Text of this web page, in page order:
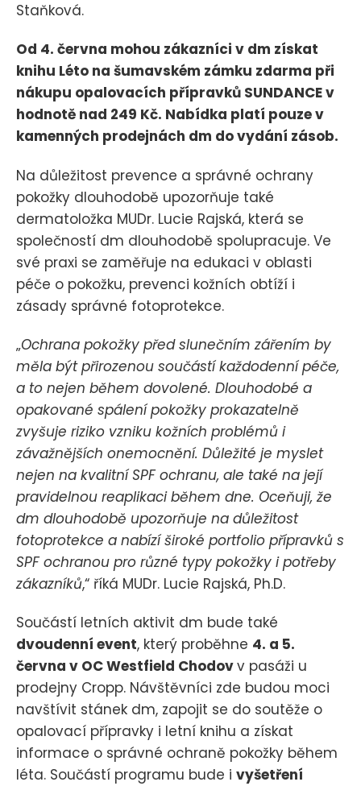
Staňková.
Od 4. června mohou zákazníci v dm získat
knihu Léto na šumavském zámku zdarma při
nákupu opalovacích přípravků SUNDANCE v
hodnotě nad 249 Kč. Nabídka platí pouze v
kamenných prodejnách dm do vydání zásob.
Na důležitost prevence a správné ochrany
pokožky dlouhodobě upozorňuje také
dermatoložka MUDr. Lucie Rajská, která se
společností dm dlouhodobě spolupracuje. Ve
své praxi se zaměřuje na edukaci v oblasti
péče o pokožku, prevenci kožních obtíží i
zásady správné fotoprotekce.
„Ochrana pokožky před slunečním zářením by
měla být přirozenou součástí každodenní péče,
a to nejen během dovolené. Dlouhodobé a
opakované spálení pokožky prokazatelně
zvyšuje riziko vzniku kožních problémů i
závažnějších onemocnění. Důležité je myslet
nejen na kvalitní SPF ochranu, ale také na její
pravidelnou reaplikaci během dne. Oceňuji, že
dm dlouhodobě upozorňuje na důležitost
fotoprotekce a nabízí široké portfolio přípravků s
SPF ochranou pro různé typy pokožky i potřeby
zákazníků,“ říká MUDr. Lucie Rajská, Ph.D.
Součástí letních aktivit dm bude také
dvoudenní event, který proběhne 4. a 5.
června v OC Westfield Chodovv pasáži u
prodejny Cropp. Návštěvníci zde budou moci
navštívit stánek dm, zapojit se do soutěže o
opalovací přípravky i letní knihu a získat
informace o správné ochraně pokožky během
léta. Součástí programu bude i vyšetření